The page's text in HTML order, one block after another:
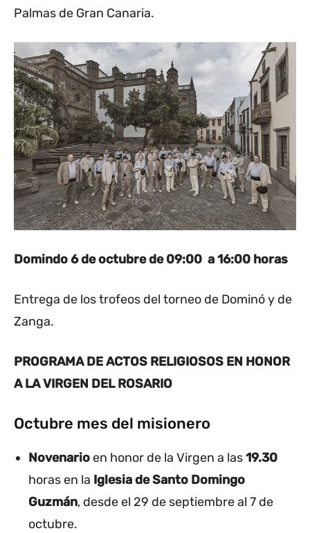
Palmas de Gran Canaria.
Domindo 6 de octubrede 09:00 a 16:00 horas
Entrega de los trofeos del torneo de Dominó y de
Zanga.
PROGRAMA DE ACTOS RELIGIOSOS EN HONOR
A LA VIRGEN DEL ROSARIO
Octubre mes del misionero
Novenario en honor de la Virgen a las19.30
horas en la Iglesia de Santo Domingo
Guzmán, desde el 29 de septiembre al 7 de
octubre.